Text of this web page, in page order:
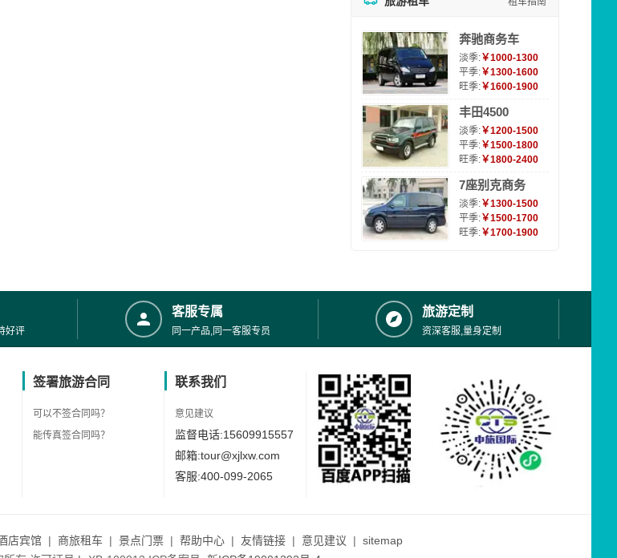
奔驰商务车
淡季:￥1000-1300
平季:￥1300-1600
旺季:￥1600-1900
丰田4500
淡季:￥1200-1500
平季:￥1500-1800
旺季:￥1800-2400
7座别克商务
淡季:￥1300-1500
平季:￥1500-1700
旺季:￥1700-1900
好评
客服专属
同一产品,同一客服专员
旅游定制
资深客服,量身定制
签署旅游合同
可以不签合同吗？
能传真签合同吗？
联系我们
意见建议
监督电话:15609915557
邮箱:tour@xjlxw.com
客服:400-099-2065
店宾馆 | 商旅租车 | 景点门票 | 帮助中心 | 友情链接 | 意见建议 | sitemap